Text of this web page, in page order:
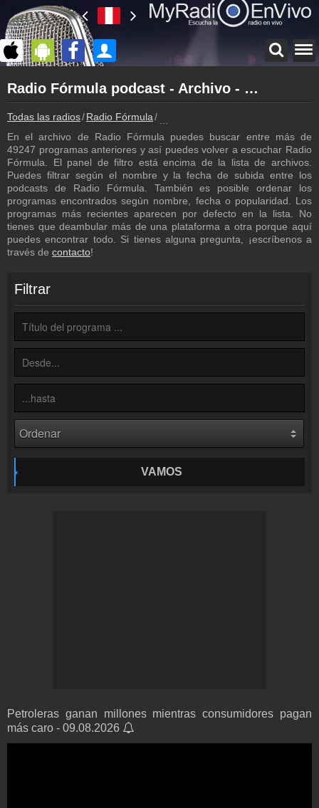
myradioenvivo.mx
Radio Fórmula
Atrás a la página de Radio Fórmula
Inicio de sesión
¡Crea una cuenta propia!
Emisoras
Radio Fórmula frecuencia
Programación
Los programas de Radio Fórmula
Contacto
Colaboración
¡Envía tu radio!
Inserción de la radio
Inclúyelo a tu sitio web
Radio Fórmula podcast - Archivo - repetición de los programas
Todas las radios Radio Fórmula
En el archivo de Radio Fórmula puedes buscar entre más de
49247 programas anteriores y así puedes volver a escuchar Radio
Fórmula. El panel de filtro está encima de la lista de archivos.
Puedes filtrar según el nombre y la fecha de subida entre los
podcasts de Radio Fórmula. También es posible ordenar los
programas encontrados según nombre, fecha o popularidad. Los
programas más recientes aparecen por defecto en la lista. No
tienes que deambular más de una plataforma a otra porque aquí
puedes encontrar todo. Si tienes alguna pregunta, ¡escríbenos a
través de contacto!
Filtrar
VAMOS
Petroleras ganan millones mientras consumidores pagan
más caro - 09.08.2026